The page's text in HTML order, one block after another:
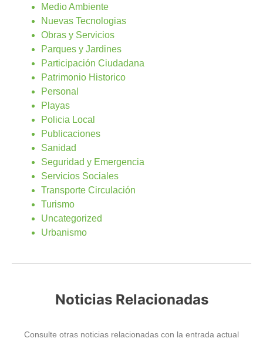
Medio Ambiente
Nuevas Tecnologias
Obras y Servicios
Parques y Jardines
Participación Ciudadana
Patrimonio Historico
Personal
Playas
Policia Local
Publicaciones
Sanidad
Seguridad y Emergencia
Servicios Sociales
Transporte Circulación
Turismo
Uncategorized
Urbanismo
Noticias Relacionadas
Consulte otras noticias relacionadas con la entrada actual